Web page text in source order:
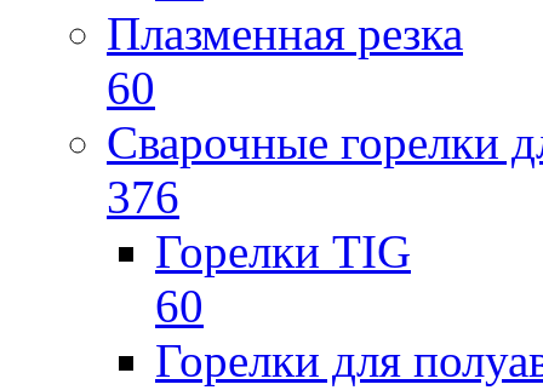
Плазменная резка
60
Сварочные горелки
376
Горелки TIG
60
Горелки для